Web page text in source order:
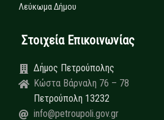
Λεύκωμα Δήμου
Στοιχεία Επικοινωνίας
Δήμος Πετρούπολης
Κώστα Βάρναλη 76 – 78
Πετρούπολη 13232
info@petroupoli.gov.gr